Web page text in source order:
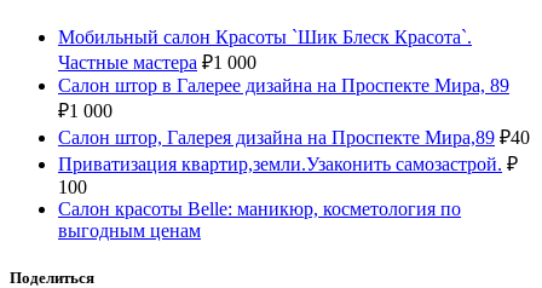
Мобильный салон Красоты `Шик Блеск Красота`.
Частные мастера ₽1 000
Салон штор в Галерее дизайна на Проспекте Мира, 89
₽1 000
Салон штор, Галерея дизайна на Проспекте Мира,89 ₽40
Приватизация квартир,земли.Узаконить самозастрой. ₽
100
Салон красоты Belle: маникюр, косметология по
выгодным ценам
Поделиться